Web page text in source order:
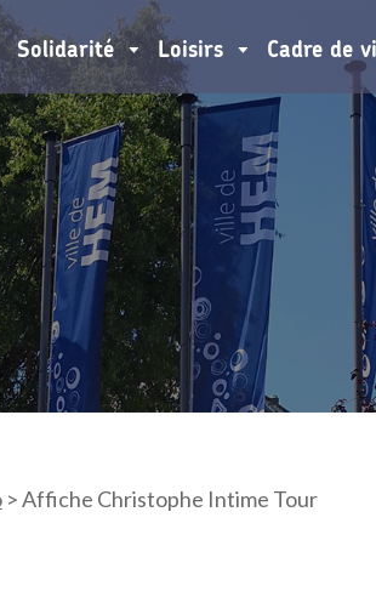
Solidarité Loisirs Cadre de
>Affiche Christophe Intime Tour